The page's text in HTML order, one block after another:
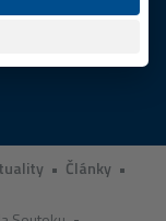
informovatmax.
• Články •